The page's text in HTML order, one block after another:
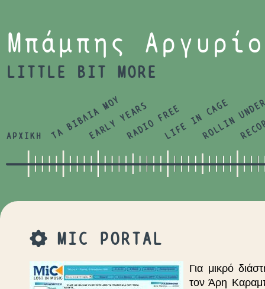
Μπάμπης
LITTLE BIT MORE
ΑΡΧΙΚΗ ΤΑ ΒΙΒΛΙΑ ΜΟΥ
EARLY YEARSRADIO FREELIFE IN CAGE
ROLLIN
MIC PORTAL
Για μικρό
τον Άρη